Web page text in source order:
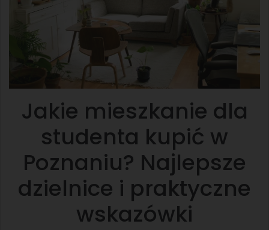
Jakie mieszkanie dla
studenta kupić w
Poznaniu? Najlepsze
dzielnice i praktyczne
wskazówki